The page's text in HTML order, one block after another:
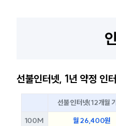
선불인터넷, 1년 약정 인
선불 인터넷(12개월
100M
월 26,400원